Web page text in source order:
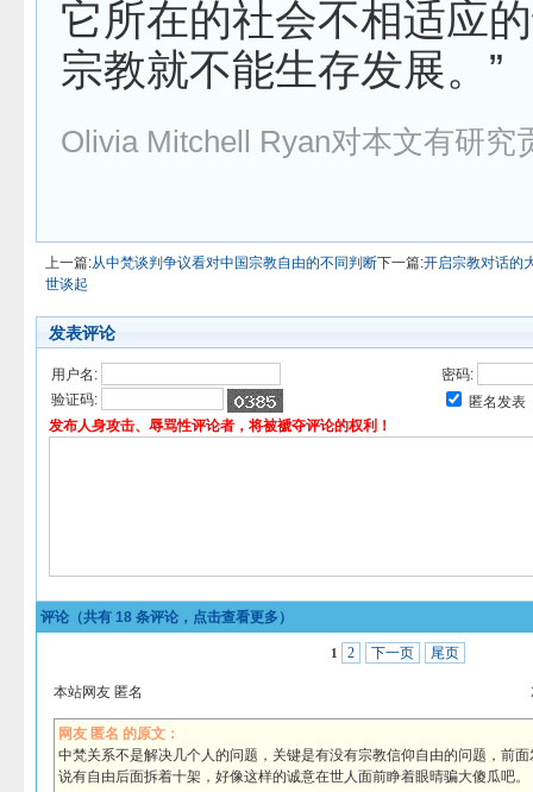
它所在的社会不相适应
宗教就不能生存发展。”
Olivia Mitchell Ryan对本文有研究
上一篇:从中梵谈判争议看对中国宗教自由的不同判断下一篇:开启宗教对话的
世谈起
发表评论
用户名:
密码:
验证码:
匿名发表
发布人身攻击、辱骂性评论者，将被褫夺评论的权利！
评论（共有 18 条评论，点击查看更多）
1 2 下一页 尾页
本站网友 匿名
网友 匿名 的原文：
中梵关系不是解决几个人的问题，关键是有没有宗教信仰自由的问题，前
说有自由后面拆着十架，好像这样的诚意在世人面前睁着眼晴骗大傻瓜吧。